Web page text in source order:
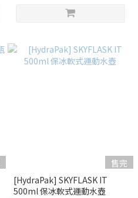
售完
[HydraPak] SKYFLASK IT
500ml 保冰軟式運動水壺